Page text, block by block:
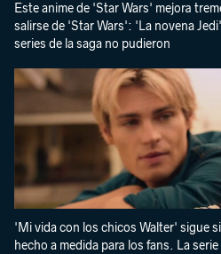
Este anime de 'Star Wars' mejora
salirse de 'Star Wars': 'La novena
series de la saga no pudieron
'Mi vida con los chicos Walter' sigue
hecho a medida para los fans. La